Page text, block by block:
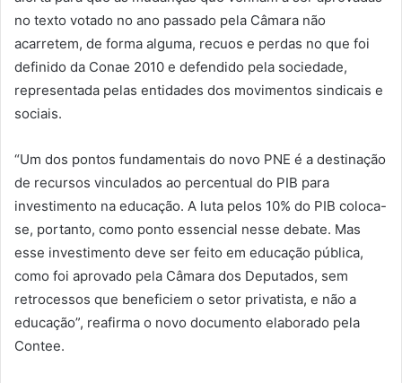
no texto votado no ano passado pela Câmara não
acarretem, de forma alguma, recuos e perdas no que foi
definido da Conae 2010 e defendido pela sociedade,
representada pelas entidades dos movimentos sindicais e
sociais.
“Um dos pontos fundamentais do novo PNE é a destinação
de recursos vinculados ao percentual do PIB para
investimento na educação. A luta pelos 10% do PIB coloca-
se, portanto, como ponto essencial nesse debate. Mas
esse investimento deve ser feito em educação pública,
como foi aprovado pela Câmara dos Deputados, sem
retrocessos que beneficiem o setor privatista, e não a
educação”, reafirma o novo documento elaborado pela
Contee.